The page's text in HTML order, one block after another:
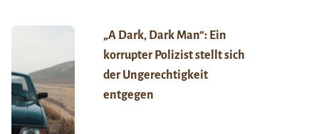
„A Dark, Dark Man“: Ein
korrupter Polizist stellt sich
der Ungerechtigkeit
entgegen